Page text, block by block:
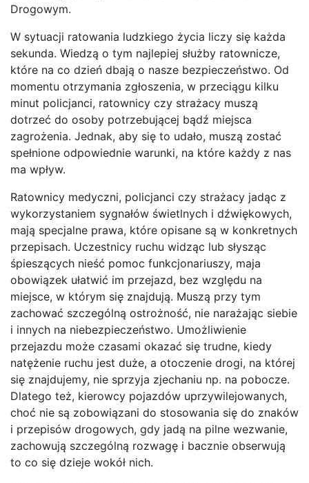
Drogowym.
W sytuacji ratowania ludzkiego życia liczy się każda
sekunda. Wiedzą o tym najlepiej służby ratownicze,
które na co dzień dbają o nasze bezpieczeństwo. Od
momentu otrzymania zgłoszenia, w przeciągu kilku
minut policjanci, ratownicy czy strażacy muszą
dotrzeć do osoby potrzebującej bądź miejsca
zagrożenia. Jednak, aby się to udało, muszą zostać
spełnione odpowiednie warunki, na które każdy z nas
ma wpływ.
Ratownicy medyczni, policjanci czy strażacy jadąc z
wykorzystaniem sygnałów świetlnych i dźwiękowych,
mają specjalne prawa, które opisane są w konkretnych
przepisach. Uczestnicy ruchu widząc lub słysząc
śpieszących nieść pomoc funkcjonariuszy, maja
obowiązek ułatwić im przejazd, bez względu na
miejsce, w którym się znajdują. Muszą przy tym
zachować szczególną ostrożność, nie narażając siebie
i innych na niebezpieczeństwo. Umożliwienie
przejazdu może czasami okazać się trudne, kiedy
natężenie ruchu jest duże, a otoczenie drogi, na której
się znajdujemy, nie sprzyja zjechaniu np. na pobocze.
Dlatego też, kierowcy pojazdów uprzywilejowanych,
choć nie są zobowiązani do stosowania się do znaków
i przepisów drogowych, gdy jadą na pilne wezwanie,
zachowują szczególną rozwagę i bacznie obserwują
to co się dzieje wokół nich.